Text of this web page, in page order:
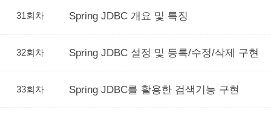
31회차 Spring JDBC 개요 및 특징
32회차 Spring JDBC 설정 및 등록/수정/삭제 구현
33회차 Spring JDBC를 활용한 검색기능 구현